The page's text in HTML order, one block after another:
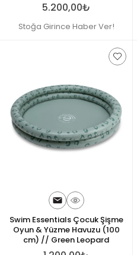
5.200,00₺
Stoğa Girince Haber Ver!
Swim Essentials Çocuk Şişme
Oyun & Yüzme Havuzu (100
cm) // Green Leopard